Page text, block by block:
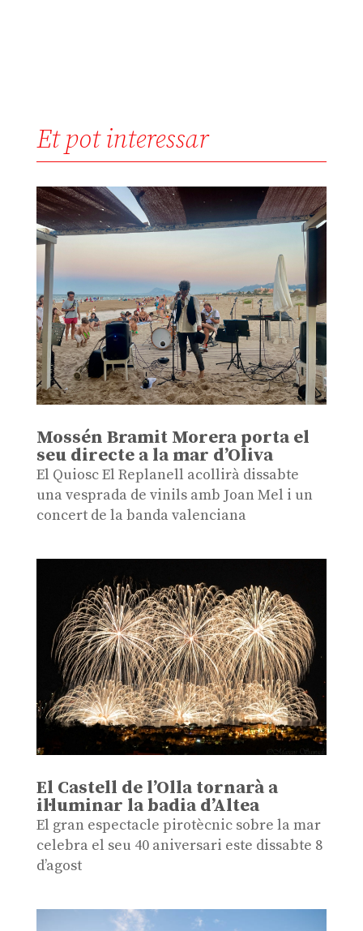
Et pot interessar
Mossén Bramit Morera porta el
seu directe a la mar d’Oliva
El Quiosc El Replanell acollirà dissabte
una vesprada de vinils amb Joan Mel i un
concert de la banda valenciana
El Castell de l’Olla tornarà a
il·luminar la badia d’Altea
El gran espectacle pirotècnic sobre la mar
celebra el seu 40 aniversari este dissabte 8
d’agost